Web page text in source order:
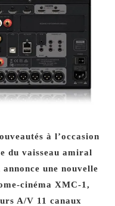
à l’occasion
du vaisseau amiral
une nouvelle
cinéma XMC-1,
A/V 11 canaux